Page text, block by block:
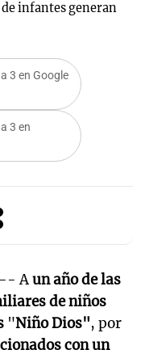
infantes generan
3 en Google
3 en
-- Aun año de las
de niños
"Niño Dios", por
con un